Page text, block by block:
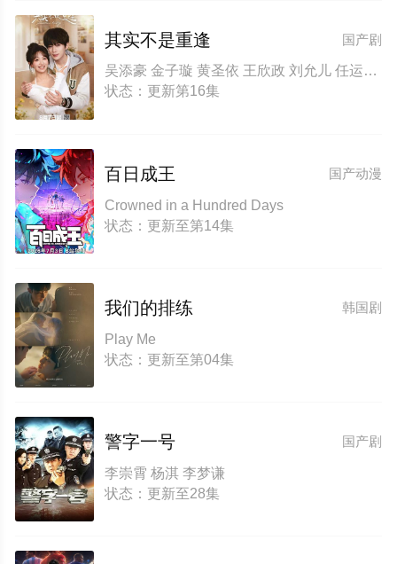
国产剧
其实不是重逢
吴添豪 金子璇 黄圣依 王欣政 刘允儿 任运杰 刘佳烨 刘思维
状态：更新第16集
国产动漫
百日成王
Crowned in a Hundred Days
状态：更新至第14集
韩国剧
我们的排练
Play Me
状态：更新至第04集
国产剧
警字一号
李崇霄 杨淇 李梦谦
状态：更新至28集